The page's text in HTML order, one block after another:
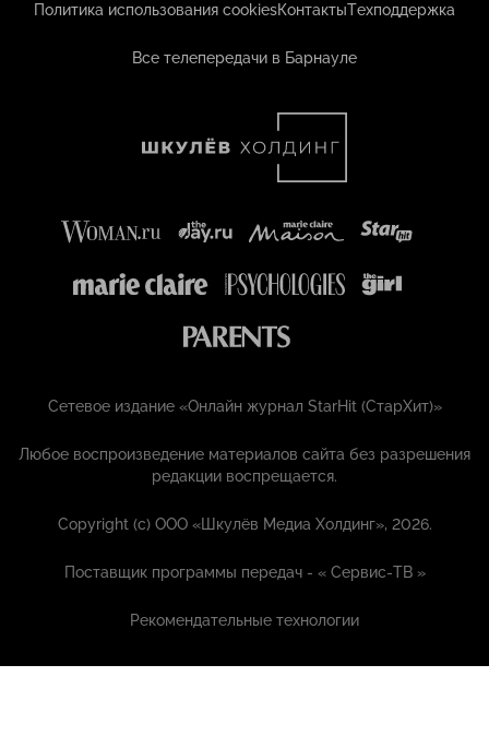
Политика использования cookiesКонтактыТехподдержка
Все телепередачи в Барнауле
Сетевое издание «Онлайн журнал StarHit (СтарХит)»
Любое воспроизведение материалов сайта без разрешения
редакции воспрещается.
Copyright (с) ООО «Шкулёв Медиа Холдинг», 2026.
Поставщик программы передач - «Сервис-ТВ »
Рекомендательные технологии